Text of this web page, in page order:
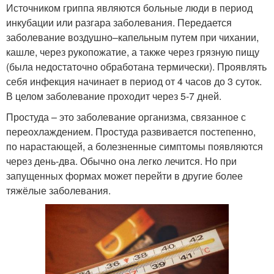
Источником гриппа являются больные люди в период
инкубации или разгара заболевания. Передается
заболевание воздушно–капельным путем при чихании,
кашле, через рукопожатие, а также через грязную пищу
(была недостаточно обработана термически). Проявлять
себя инфекция начинает в период от 4 часов до 3 суток.
В целом заболевание проходит через 5-7 дней.
Простуда – это заболевание организма, связанное с
переохлаждением. Простуда развивается постепенно,
по нарастающей, а болезненные симптомы появляются
через день-два. Обычно она легко лечится. Но при
запущенных формах может перейти в другие более
тяжёлые заболевания.